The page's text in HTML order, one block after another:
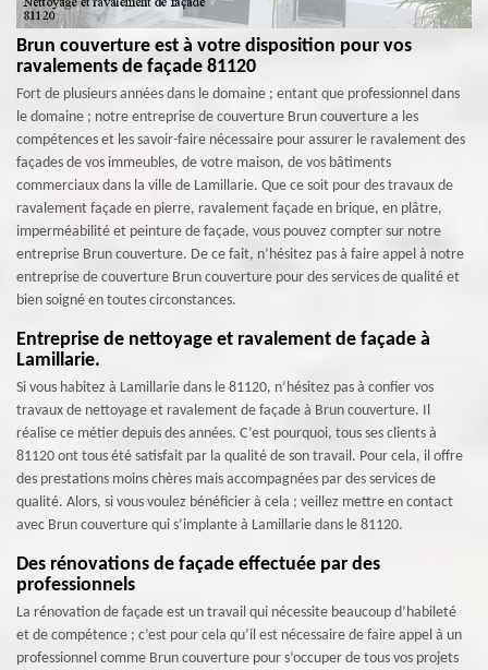
Brun couverture est à votre disposition pour vos
ravalements de façade 81120
Fort de plusieurs années dans le domaine ; entant que professionnel dans
le domaine ; notre entreprise de couverture Brun couverture a les
compétences et les savoir-faire nécessaire pour assurer le ravalement des
façades de vos immeubles, de votre maison, de vos bâtiments
commerciaux dans la ville de Lamillarie. Que ce soit pour des travaux de
ravalement façade en pierre, ravalement façade en brique, en plâtre,
imperméabilité et peinture de façade, vous pouvez compter sur notre
entreprise Brun couverture. De ce fait, n’hésitez pas à faire appel à notre
entreprise de couverture Brun couverture pour des services de qualité et
bien soigné en toutes circonstances.
Entreprise de nettoyage et ravalement de façade à
Lamillarie.
Si vous habitez à Lamillarie dans le 81120, n’hésitez pas à confier vos
travaux de nettoyage et ravalement de façade à Brun couverture. Il
réalise ce métier depuis des années. C’est pourquoi, tous ses clients à
81120 ont tous été satisfait par la qualité de son travail. Pour cela, il offre
des prestations moins chères mais accompagnées par des services de
qualité. Alors, si vous voulez bénéficier à cela ; veillez mettre en contact
avec Brun couverture qui s’implante à Lamillarie dans le 81120.
Des rénovations de façade effectuée par des
professionnels
La rénovation de façade est un travail qui nécessite beaucoup d’habileté
et de compétence ; c’est pour cela qu’il est nécessaire de faire appel à un
professionnel comme Brun couverture pour s’occuper de tous vos projets